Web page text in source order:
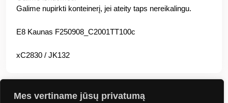
Mes vertiname jūsų privatumą
Galime nupirkti konteinerį, jei ateity taps nereikalingu.
E8 Kaunas F250908_C2001TT100c
xC2830 / JK132